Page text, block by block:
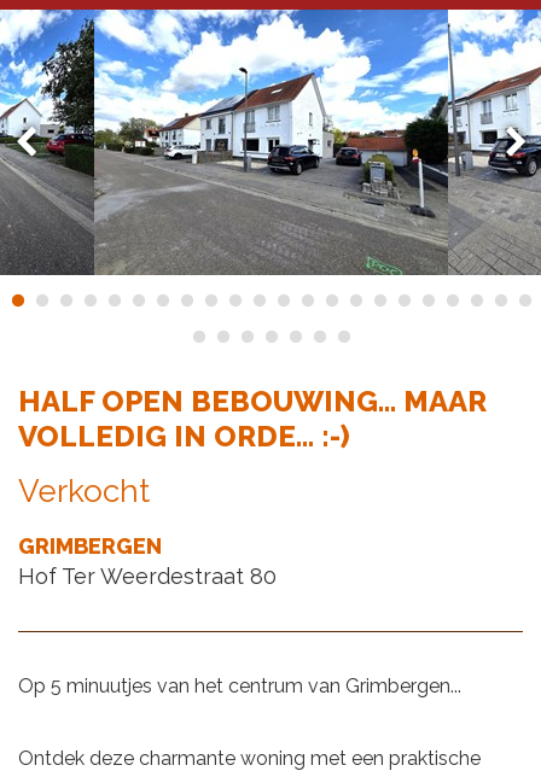
HALF OPEN BEBOUWING... MAAR
VOLLEDIG IN ORDE... :-)
Verkocht
GRIMBERGEN
Hof Ter Weerdestraat 80
Op 5 minuutjes van het centrum van Grimbergen...
Ontdek deze charmante woning met een praktische